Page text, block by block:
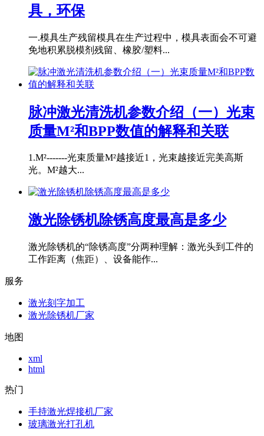
具，环保
一.模具生产残留模具在生产过程中，模具表面会不可避
免地积累脱模剂残留、橡胶/塑料...
脉冲激光清洗机参数介绍（一）光束
质量M²和BPP数值的解释和关联
1.M²-------光束质量M²越接近1，光束越接近完美高斯
光。M²越大...
激光除锈机除锈高度最高是多少
激光除锈机的“除锈高度”分两种理解：激光头到工件的
工作距离（焦距）、设备能作...
服务
激光刻字加工
激光除锈机厂家
地图
xml
html
热门
手持激光焊接机厂家
玻璃激光打孔机